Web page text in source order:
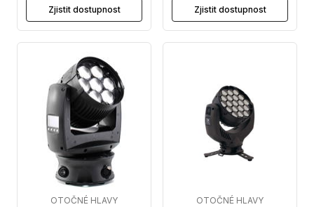
Zjistit dostupnost Zjistit dostupnost
OTOČNÉ HLAVY OTOČNÉ HLAVY